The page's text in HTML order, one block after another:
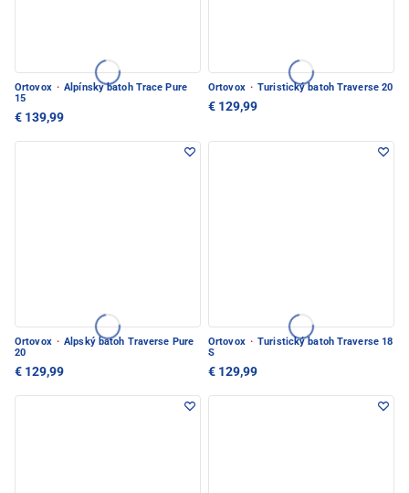
Ortovox · Alpínsky batoh Trace Pure
15
€ 139,99
Ortovox · Turistický batoh Traverse 20
€ 129,99
Ortovox · Alpský batoh Traverse Pure
20
€ 129,99
Ortovox · Turistický batoh Traverse 18
S
€ 129,99